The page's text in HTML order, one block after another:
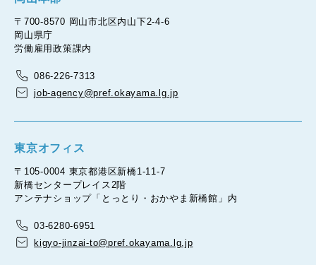
〒700-8570 岡山市北区内山下2-4-6
岡山県庁
労働雇用政策課内
086-226-7313
job-agency@pref.okayama.lg.jp
東京オフィス
〒105-0004 東京都港区新橋1-11-7
新橋センタープレイス2階
アンテナショップ「とっとり・おかやま新橋館」内
03-6280-6951
kigyo-jinzai-to@pref.okayama.lg.jp